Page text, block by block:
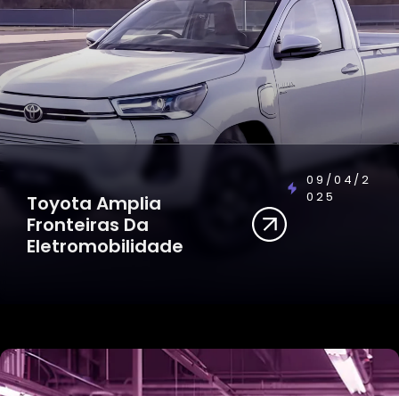
Toyota Amplia
Fronteiras Da
Eletromobilidade
09/04/2
025